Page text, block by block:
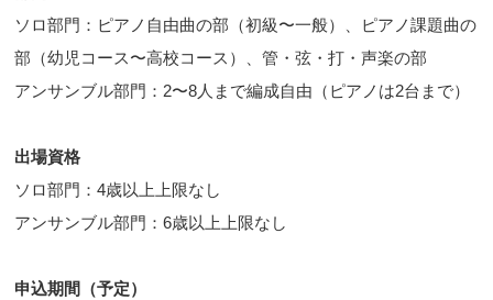
ソロ部門：ピアノ自由曲の部（初級〜一般）、ピアノ課題曲の
部（幼児コース〜高校コース）、管・弦・打・声楽の部
アンサンブル部門：2〜8人まで編成自由（ピアノは2台まで）
出場資格
ソロ部門：4歳以上上限なし
アンサンブル部門：6歳以上上限なし
申込期間（予定）